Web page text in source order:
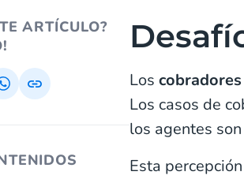
ARTÍCULO?
Los
Los casos de
los agentes
Esta